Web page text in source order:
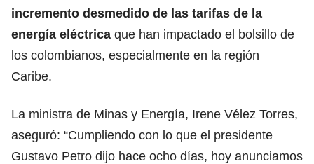
incremento desmedido de las tarifas de la
energía eléctrica que han impactado el bolsillo de
los colombianos, especialmente en la región
Caribe.
La ministra de Minas y Energía, Irene Vélez Torres,
aseguró: “Cumpliendo con lo que el presidente
Gustavo Petro dijo hace ocho días, hoy anunciamos